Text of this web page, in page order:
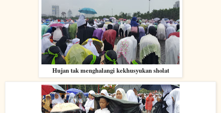
Hujan tak menghalangi kekhusyukan sholat